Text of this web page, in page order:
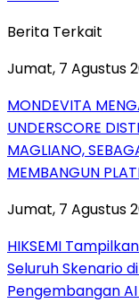
Berita Terkait
Jumat, 7 Agustus
MONDEVITA
UNDERSCORE
MAGLIANO,
MEMBANGUN
Jumat, 7 Agustus
HIKSEMI
Seluruh Skenario
Pengembangan